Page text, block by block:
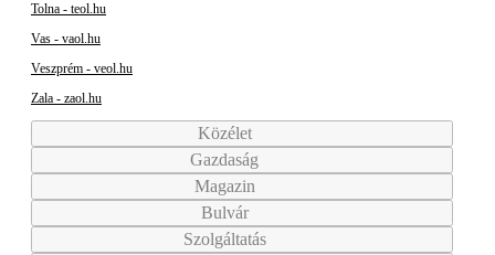
Tolna - teol.hu
Vas - vaol.hu
Veszprém - veol.hu
Zala - zaol.hu
Közélet
Gazdaság
Magazin
Bulvár
Szolgáltatás